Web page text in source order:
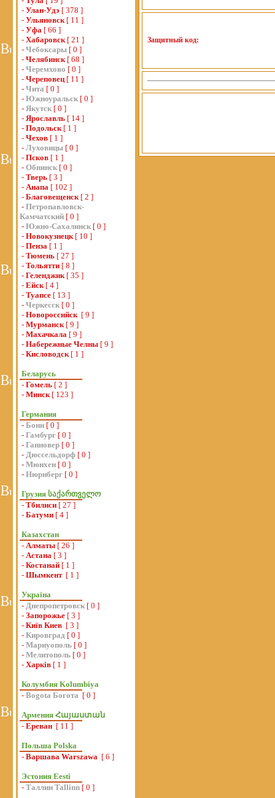
- Улан-Удэ [ 378 ]
- Ульяновск[ 11 ]
- Уфа [ 66 ]
- Хабаровск[ 21 ]
- Чебоксары [ 0 ]
- Челябинск[ 68 ]
- Черемхово [ 0 ]
- Череповец[ 11 ]
- Чита [ 0 ]
- Южноуральск [ 0 ]
- Якутск [ 0 ]
- Ярославль [ 14 ]
- Подольск[ 1 ]
- Чехов [ 1 ]
- Луховицы [ 0 ]
- Псков [ 1 ]
- Обнинск [ 0 ]
- Тверь [ 3 ]
- Анапа [ 102 ]
- Благовещенск[ 2 ]
- Петропавловск-
Камчатский [ 0 ]
- Южно-Сахалинск [ 0 ]
- Новокузнецк[ 10 ]
- Пенза [ 1 ]
- Тюмень [ 27 ]
- Тольятти [ 8 ]
- Геленджик[ 35 ]
- Ейск[ 4 ]
- Туапсе [ 13 ]
- Черкесск [ 0 ]
- Новороссийск [ 9 ]
- Мурманск[ 9 ]
- Махачкала [ 9 ]
- Набережные Челны [ 9 ]
- Кисловодск[ 1 ]
Беларусь
- Гомель [ 2 ]
- Минск[ 123 ]
Германия
- Бонн [ 0 ]
- Гамбург [ 0 ]
- Ганновер [ 0 ]
- Дюссельдорф [ 0 ]
- Мюнхен [ 0 ]
- Нюрнберг [ 0 ]
Грузия საქართველო
- Тбилиси [ 27 ]
- Батуми [ 4 ]
Казахстан
- Алматы [ 26 ]
- Астана [ 3 ]
- Костанай [ 1 ]
- Шымкент [ 1 ]
Україна
- Днепропетровск [ 0 ]
- Запорожье [ 3 ]
- Київ Киев [ 3 ]
- Кировград [ 0 ]
- Мариуополь [ 0 ]
- Мелитополь [ 0 ]
- Харків [ 1 ]
Колумбия Kolumbiya
- Bogota Богота [ 0 ]
Армения Հայաստան
- Ереван [ 11 ]
Польша Polska
- Варшава Warszawa [ 6 ]
Эстония Eesti
- Таллин Tallinn [ 0 ]
Защитный код: